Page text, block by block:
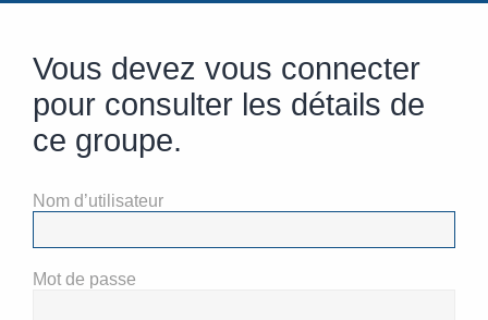
Vous devez vous connecter
pour consulter les détails de
ce groupe.
Nom d’utilisateur
Mot de passe